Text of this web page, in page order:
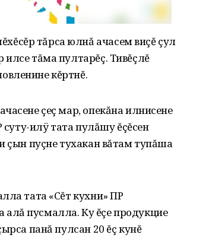
тăрса юлнă ачасем виçĕ çул
илсе тăма пултарĕç. Тивĕçлĕ
кĕртнĕ.
çеç мар, опекăна илнисене
суту-илÿ тата пулăшу ĕçĕсен
çын пуçне тухакан вăтам тупăша
тата «Сĕт кухни» ПР
пусмалла. Ку ĕçе продукцие
панă пулсан 20 ĕç кунĕ